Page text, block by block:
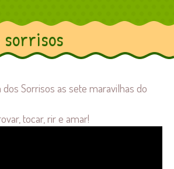
sorrisos
Sorrisos as sete maravilhas do
tocar, rir e amar!